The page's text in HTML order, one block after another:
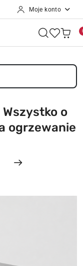
Moje konto
o
ogrzewanie